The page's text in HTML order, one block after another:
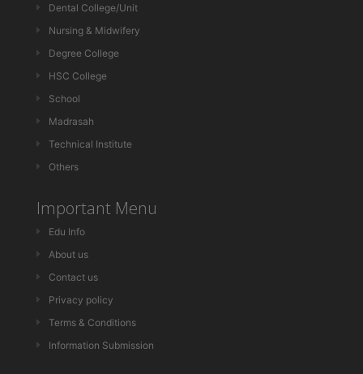
Dental College/Unit
Nursing & Midwifery
Degree College
HSC College
School
Madrasah
Technical Institute
Others
Important Menu
Edu Info
About us
Contact us
Privacy policy
Terms & Conditions
Information Submission